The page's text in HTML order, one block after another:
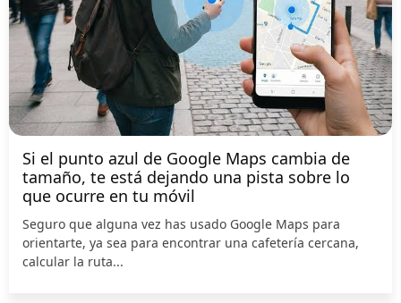
Si el punto azul de Google Maps cambia de
tamaño, te está dejando una pista sobre lo
que ocurre en tu móvil
Seguro que alguna vez has usado Google Maps para
orientarte, ya sea para encontrar una cafetería cercana,
calcular la ruta...